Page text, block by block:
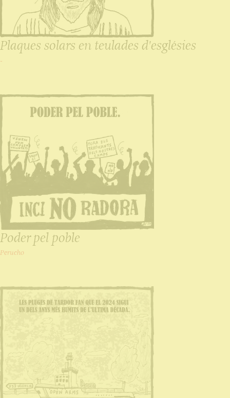
Plaques solars en teulades d'esglésies
-
Poder pel poble
Perucho